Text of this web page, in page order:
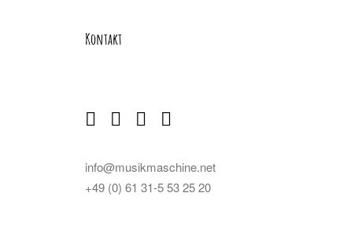
Kontakt
info@musikmaschine.net
+49 (0) 61 31-5 53 25 20